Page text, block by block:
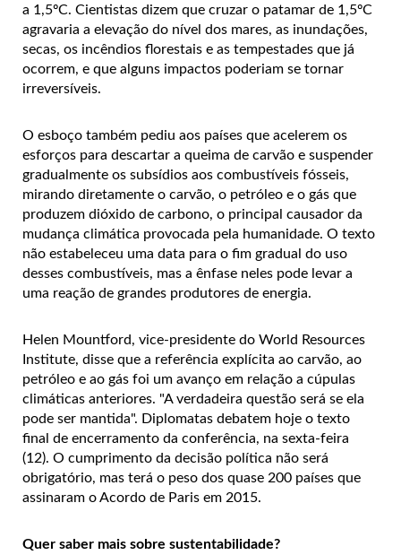
a 1,5ºC. Cientistas dizem que cruzar o patamar de 1,5ºC
agravaria a elevação do nível dos mares, as inundações,
secas, os incêndios florestais e as tempestades que já
ocorrem, e que alguns impactos poderiam se tornar
irreversíveis.
O esboço também pediu aos países que acelerem os
esforços para descartar a queima de carvão e suspender
gradualmente os subsídios aos combustíveis fósseis,
mirando diretamente o carvão, o petróleo e o gás que
produzem dióxido de carbono, o principal causador da
mudança climática provocada pela humanidade. O texto
não estabeleceu uma data para o fim gradual do uso
desses combustíveis, mas a ênfase neles pode levar a
uma reação de grandes produtores de energia.
Helen Mountford, vice-presidente do World Resources
Institute, disse que a referência explícita ao carvão, ao
petróleo e ao gás foi um avanço em relação a cúpulas
climáticas anteriores. "A verdadeira questão será se ela
pode ser mantida". Diplomatas debatem hoje o texto
final de encerramento da conferência, na sexta-feira
(12). O cumprimento da decisão política não será
obrigatório, mas terá o peso dos quase 200 países que
assinaram o Acordo de Paris em 2015.
Quer saber mais sobre sustentabilidade?